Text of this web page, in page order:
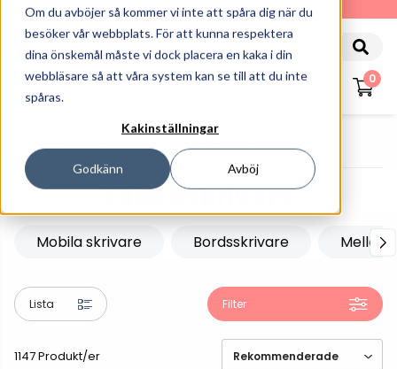
Om du avböjer så kommer vi inte att spåra dig när du
besöker vår webbplats. För att kunna respektera
dina önskemål måste vi dock placera en kaka i din
webbläsare så att våra system kan se till att du inte
spåras.
Kakinställningar
Godkänn Avböj
010-162 61 90
0
Skrivare Etikettskrivare
Etikettskrivare
Mobila skrivare Bordsskrivare
1147 Produkt/er
Lista Filter